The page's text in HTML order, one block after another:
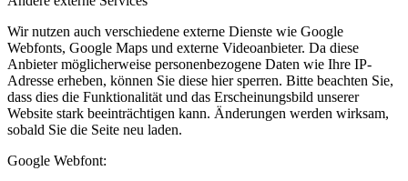
Wir nutzen auch verschiedene externe Dienste wie Google
Webfonts, Google Maps und externe Videoanbieter. Da diese
Anbieter möglicherweise personenbezogene Daten wie Ihre IP-
Adresse erheben, können Sie diese hier sperren. Bitte beachten Sie,
dass dies die Funktionalität und das Erscheinungsbild unserer
Website stark beeinträchtigen kann. Änderungen werden wirksam,
sobald Sie die Seite neu laden.
Google Webfont: